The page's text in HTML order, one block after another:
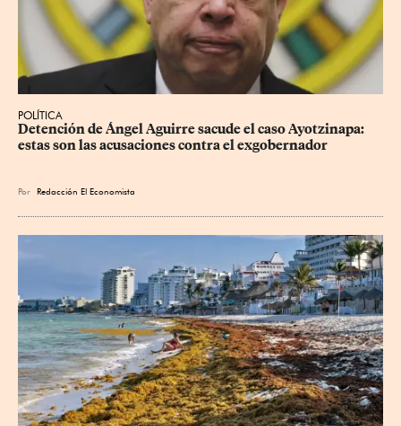
POLÍTICA
Detención de Ángel Aguirre sacude el caso Ayotzinapa:
estas son las acusaciones contra el exgobernador
Por Redacción El Economista